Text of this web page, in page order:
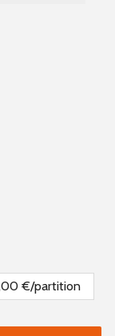
€/partition